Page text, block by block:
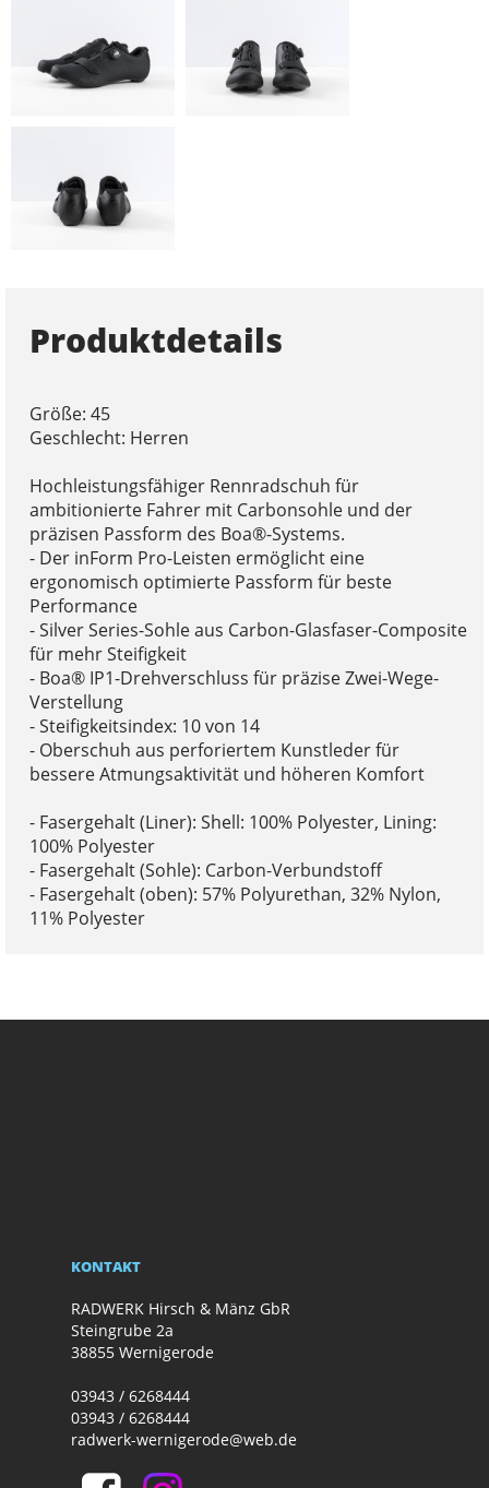
Produktdetails
Größe: 45
Geschlecht: Herren
Hochleistungsfähiger Rennradschuh für
ambitionierte Fahrer mit Carbonsohle und der
präzisen Passform des Boa®-Systems.
- Der inForm Pro-Leisten ermöglicht eine
ergonomisch optimierte Passform für beste
Performance
- Silver Series-Sohle aus Carbon-Glasfaser-Composite
für mehr Steifigkeit
- Boa® IP1-Drehverschluss für präzise Zwei-Wege-
Verstellung
- Steifigkeitsindex: 10 von 14
- Oberschuh aus perforiertem Kunstleder für
bessere Atmungsaktivität und höheren Komfort
- Fasergehalt (Liner): Shell: 100% Polyester, Lining:
100% Polyester
- Fasergehalt (Sohle): Carbon-Verbundstoff
- Fasergehalt (oben): 57% Polyurethan, 32% Nylon,
11% Polyester
KONTAKT
RADWERK Hirsch & Mänz GbR
Steingrube 2a
38855 Wernigerode
03943 / 6268444
03943 / 6268444
radwerk-wernigerode@web.de